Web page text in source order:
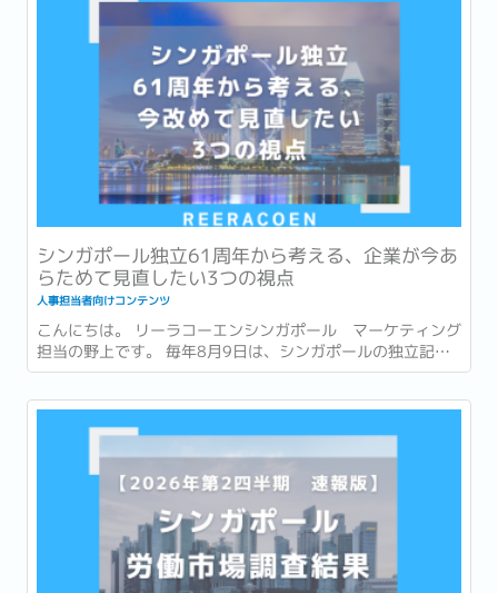
シンガポール独立61周年から考える、企業が今あ
らためて見直したい3つの視点
人事担当者向けコンテンツ
こんにちは。 リーラコーエンシンガポール マーケティング
担当の野上です。 毎年8月9日は、シンガポールの独立記念
日 (National Day) です。 今年2026年は独立から61周年を
迎える年です。 街中には国旗や記念装飾が並び、毎年恒例の
National Day Parade...